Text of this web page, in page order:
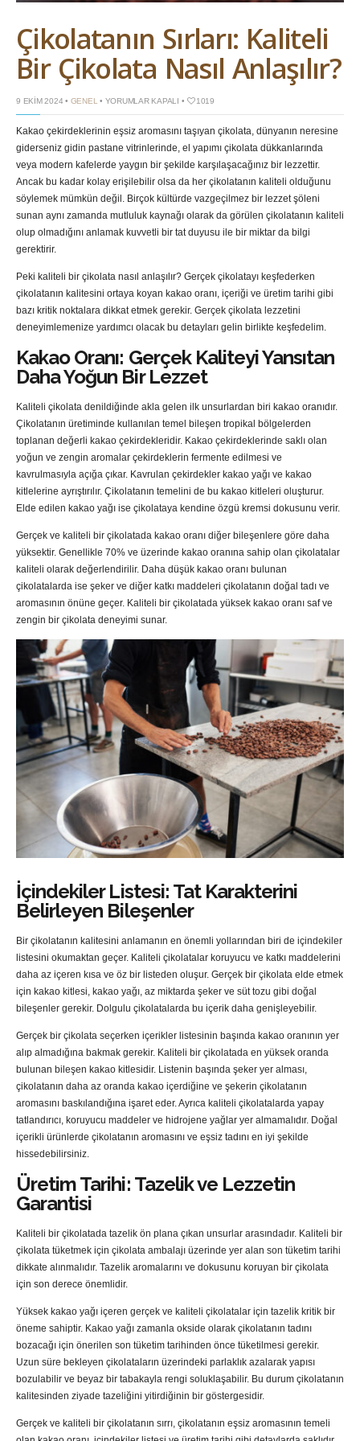
Çikolatanın Sırları: Kaliteli
Bir Çikolata Nasıl Anlaşılır?
9 EKIM 2024 • GENEL • ÇIKOLATANIN
BIR
NASIL
ANLAŞILIR?
YORUMLAR KAPALI • 1019
Kakao çekirdeklerinin eşsiz aromasını taşıyan çikolata, dünyanın neresine
giderseniz gidin pastane vitrinlerinde, el yapımı çikolata dükkanlarında
veya modern kafelerde yaygın bir şekilde karşılaşacağınız bir lezzettir.
Ancak bu kadar kolay erişilebilir olsa da her çikolatanın kaliteli olduğunu
söylemek mümkün değil. Birçok kültürde vazgeçilmez bir lezzet şöleni
sunan aynı zamanda mutluluk kaynağı olarak da görülen çikolatanın kaliteli
olup olmadığını anlamak kuvvetli bir tat duyusu ile bir miktar da bilgi
gerektirir.
Peki kaliteli bir çikolata nasıl anlaşılır? Gerçek çikolatayı keşfederken
çikolatanın kalitesini ortaya koyan kakao oranı, içeriği ve üretim tarihi gibi
bazı kritik noktalara dikkat etmek gerekir. Gerçek çikolata lezzetini
deneyimlemenize yardımcı olacak bu detayları gelin birlikte keşfedelim.
Kakao Oranı: Gerçek Kaliteyi Yansıtan
Daha Yoğun Bir Lezzet
Kaliteli çikolata denildiğinde akla gelen ilk unsurlardan biri kakao oranıdır.
Çikolatanın üretiminde kullanılan temel bileşen tropikal bölgelerden
toplanan değerli kakao çekirdekleridir. Kakao çekirdeklerinde saklı olan
yoğun ve zengin aromalar çekirdeklerin fermente edilmesi ve
kavrulmasıyla açığa çıkar. Kavrulan çekirdekler kakao yağı ve kakao
kitlelerine ayrıştırılır. Çikolatanın temelini de bu kakao kitleleri oluşturur.
Elde edilen kakao yağı ise çikolataya kendine özgü kremsi dokusunu verir.
Gerçek ve kaliteli bir çikolatada kakao oranı diğer bileşenlere göre daha
yüksektir. Genellikle 70% ve üzerinde kakao oranına sahip olan çikolatalar
kaliteli olarak değerlendirilir. Daha düşük kakao oranı bulunan
çikolatalarda ise şeker ve diğer katkı maddeleri çikolatanın doğal tadı ve
aromasının önüne geçer. Kaliteli bir çikolatada yüksek kakao oranı saf ve
zengin bir çikolata deneyimi sunar.
İçindekiler Listesi: Tat Karakterini
Belirleyen Bileşenler
Bir çikolatanın kalitesini anlamanın en önemli yollarından biri de içindekiler
listesini okumaktan geçer. Kaliteli çikolatalar koruyucu ve katkı maddelerini
daha az içeren kısa ve öz bir listeden oluşur. Gerçek bir çikolata elde etmek
için kakao kitlesi, kakao yağı, az miktarda şeker ve süt tozu gibi doğal
bileşenler gerekir. Dolgulu çikolatalarda bu içerik daha genişleyebilir.
Gerçek bir çikolata seçerken içerikler listesinin başında kakao oranının yer
alıp almadığına bakmak gerekir. Kaliteli bir çikolatada en yüksek oranda
bulunan bileşen kakao kitlesidir. Listenin başında şeker yer alması,
çikolatanın daha az oranda kakao içerdiğine ve şekerin çikolatanın
aromasını baskılandığına işaret eder. Ayrıca kaliteli çikolatalarda yapay
tatlandırıcı, koruyucu maddeler ve hidrojene yağlar yer almamalıdır. Doğal
içerikli ürünlerde çikolatanın aromasını ve eşsiz tadını en iyi şekilde
hissedebilirsiniz.
Üretim Tarihi: Tazelik ve Lezzetin
Garantisi
Kaliteli bir çikolatada tazelik ön plana çıkan unsurlar arasındadır. Kaliteli bir
çikolata tüketmek için çikolata ambalajı üzerinde yer alan son tüketim tarihi
dikkate alınmalıdır. Tazelik aromalarını ve dokusunu koruyan bir çikolata
için son derece önemlidir.
Yüksek kakao yağı içeren gerçek ve kaliteli çikolatalar için tazelik kritik bir
öneme sahiptir. Kakao yağı zamanla okside olarak çikolatanın tadını
bozacağı için önerilen son tüketim tarihinden önce tüketilmesi gerekir.
Uzun süre bekleyen çikolataların üzerindeki parlaklık azalarak yapısı
bozulabilir ve beyaz bir tabakayla rengi soluklaşabilir. Bu durum çikolatanın
kalitesinden ziyade tazeliğini yitirdiğinin bir göstergesidir.
Gerçek ve kaliteli bir çikolatanın sırrı, çikolatanın eşsiz aromasının temeli